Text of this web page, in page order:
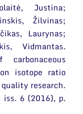
Justina;
Žilvinas;
Laurynas;
Vidmantas.
isotope ratio
research.
6 (2016), p.